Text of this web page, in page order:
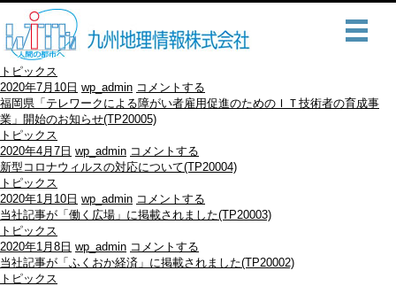
トピックス
2020年7月10日 wp_admin コメントする
福岡県「テレワークによる障がい者雇用促進のためのＩＴ技術者の育成事
業」開始のお知らせ(TP20005)
トピックス
2020年4月7日 wp_admin コメントする
新型コロナウィルスの対応について(TP20004)
トピックス
2020年1月10日 wp_admin コメントする
当社記事が「働く広場」に掲載されました(TP20003)
トピックス
2020年1月8日 wp_admin コメントする
当社記事が「ふくおか経済」に掲載されました(TP20002)
トピックス